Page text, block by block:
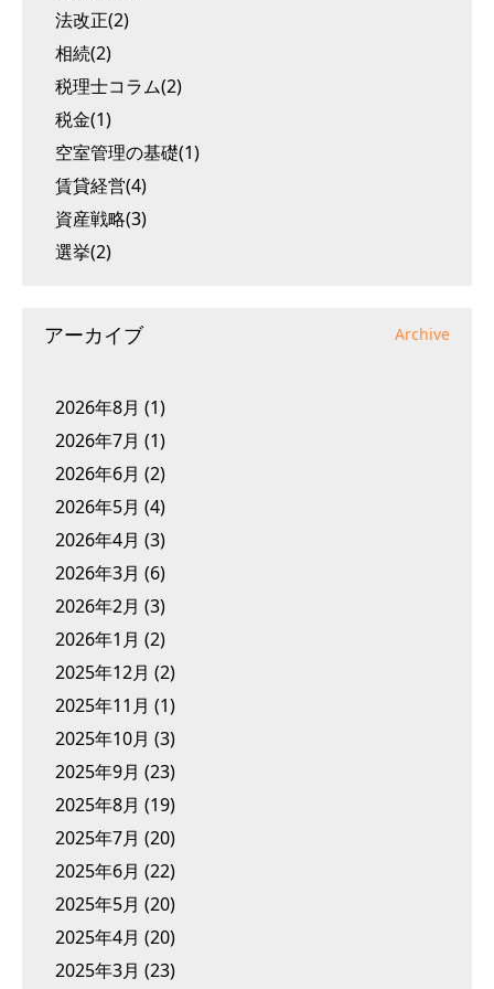
法改正(2)
相続(2)
税理士コラム(2)
税金(1)
空室管理の基礎(1)
賃貸経営(4)
資産戦略(3)
選挙(2)
アーカイブ Archive
2026年8月 (1)
2026年7月 (1)
2026年6月 (2)
2026年5月 (4)
2026年4月 (3)
2026年3月 (6)
2026年2月 (3)
2026年1月 (2)
2025年12月 (2)
2025年11月 (1)
2025年10月 (3)
2025年9月 (23)
2025年8月 (19)
2025年7月 (20)
2025年6月 (22)
2025年5月 (20)
2025年4月 (20)
2025年3月 (23)